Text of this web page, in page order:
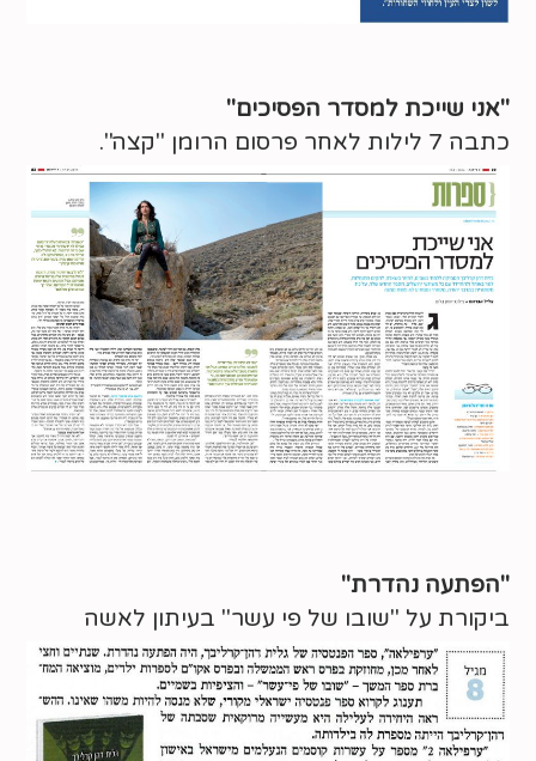
"אני שייכת למסדר הפסיכים"
כתבה 7 לילות לאחר פרסום הרומן "קצה".
"הפתעה נהדרת"
ביקורת על "שובו של פי עשר" בעיתון לאשה